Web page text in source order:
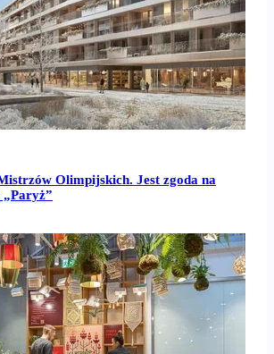
Olimpijskich. Jest zgoda na
„Paryż”